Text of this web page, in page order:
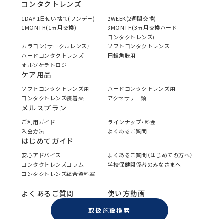
コンタクトレンズ
1DAY 1日使い捨て(ワンデー)
2WEEK(2週間交換)
1MONTH(1ヵ月交換)
3MONTH(3ヵ月交換ハード
コンタクトレンズ)
カラコン（サークルレンズ）
ソフトコンタクトレンズ
ハードコンタクトレンズ
円錐角膜用
オルソケラトロジー
ケア用品
ソフトコンタクトレンズ用
ハードコンタクトレンズ用
コンタクトレンズ装着薬
アクセサリー類
メルスプラン
ご利用ガイド
ラインナップ・料金
入会方法
よくあるご質問
はじめてガイド
安心アドバイス
よくあるご質問（はじめての方へ）
コンタクトレンズコラム
学校保健関係者のみなさまへ
コンタクトレンズ総合資料室
よくあるご質問 使い方動画
取扱施設検索